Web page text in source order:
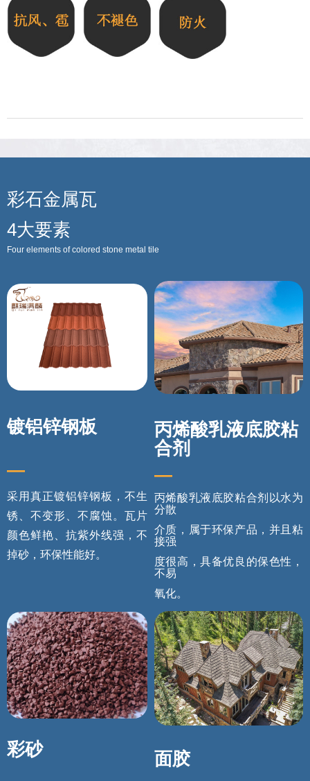
彩石金属瓦
4大要素
Four elements of colored stone metal tile
镀铝锌钢板
—
采用真正镀铝锌钢板，不生
锈、不变形、不腐蚀。瓦片
颜色鲜艳、抗紫外线强，不
掉砂，环保性能好。
丙烯酸乳液底胶粘
合剂
—
丙烯酸乳液底胶粘合剂以水为
分散
介质，属于环保产品，并且粘
接强
度很高，具备优良的保色性，
不易
氧化。
彩砂 面胶